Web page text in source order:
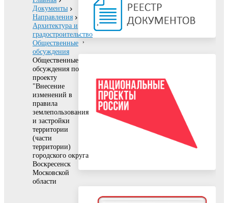
Документы
Направления
Архитектура и
градостроительство
Общественные
обсуждения
Общественные
обсуждения по
проекту
"Внесение
изменений в
правила
землепользования
и застройки
территории
(части
территории)
городского округа
Воскресенск
Московской
области